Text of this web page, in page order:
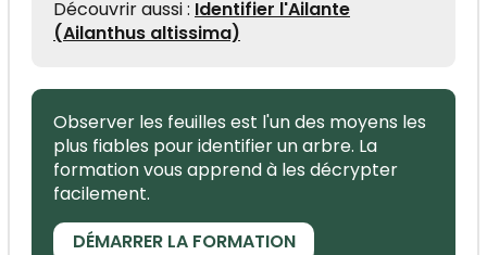
Découvrir aussi : Identifier l'Ailante
(Ailanthus altissima)
Observer les feuilles est l'un des moyens les
plus fiables pour identifier un arbre. La
formation vous apprend à les décrypter
facilement.
DÉMARRER LA FORMATION